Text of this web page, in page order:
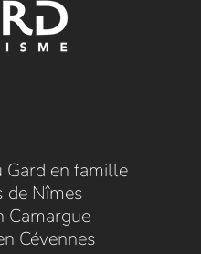
Gard en famille
de Nîmes
Camargue
Cévennes